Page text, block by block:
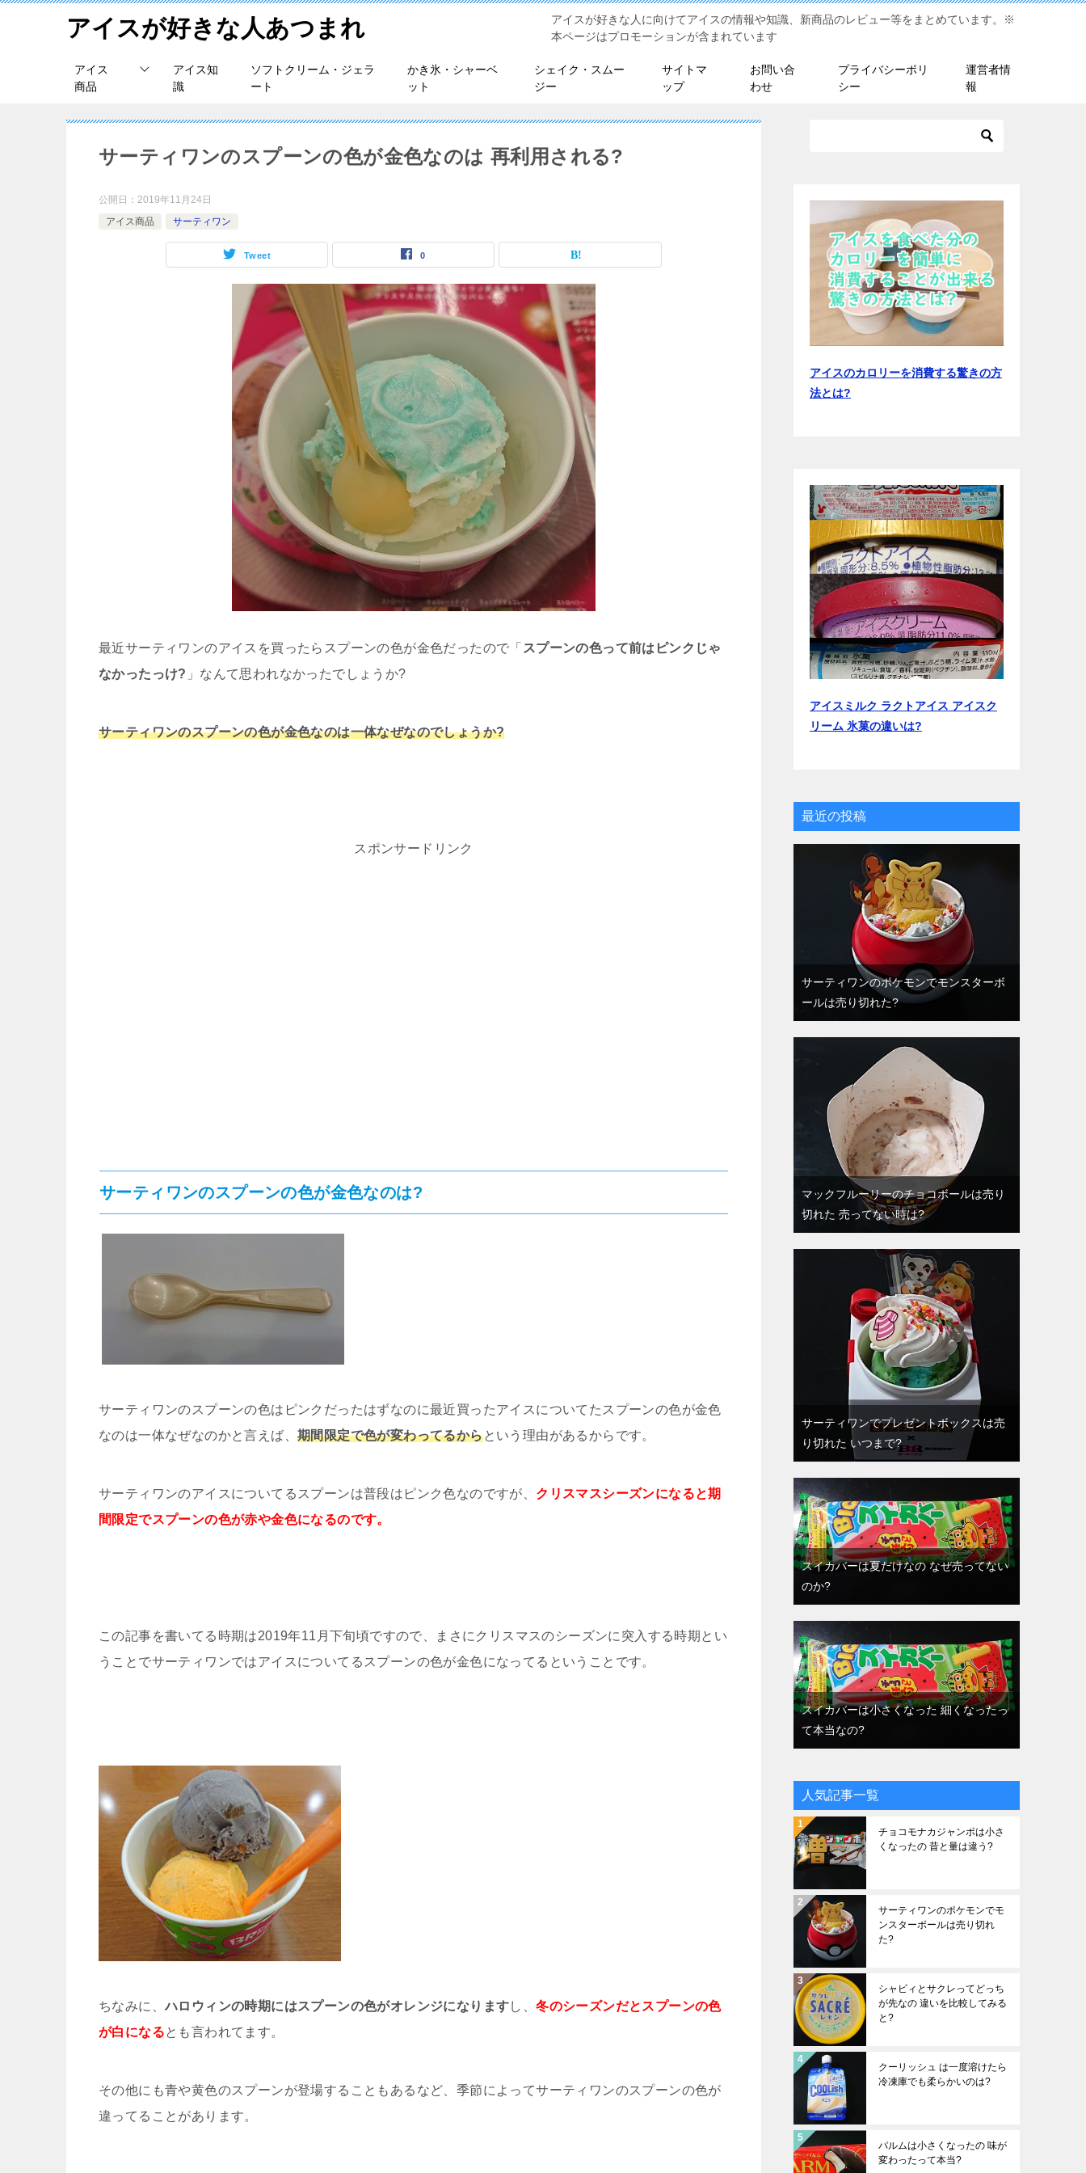
アイスが好きな人あつまれ
アイスが好きな人に向けてアイスの情報や知識、新商品のレビュー等をまとめています。※
本ページはプロモーションが含まれています
アイス
商品
アイス知
識
ソフトクリーム・ジェラ
ート
かき氷・シャーベ
ット
シェイク・スムー
ジー
サイトマ
ップ
お問い合
わせ
プライバシーポリ
シー
運営者情
報
サーティワンのスプーンの色が金色なのは 再利用される?
公開日： 2019年11月24日
アイス商品
サーティワン
Tweet 0
最近サーティワンのアイスを買ったらスプーンの色が金色だったので「 スプーンの色って前はピンクじゃ
なかったっけ? 」なんて思われなかったでしょうか?
サーティワンのスプーンの色が金色なのは一体なぜなのでしょうか?
スポンサードリンク
サーティワンのスプーンの色が金色なのは?
サーティワンのスプーンの色はピンクだったはずなのに最近買ったアイスについてたスプーンの色が金色
なのは一体なぜなのかと言えば、 期間限定で色が変わってるからという理由があるからです。
サーティワンのアイスについてるスプーンは普段はピンク色なのですが、 クリスマスシーズンになると期
間限定でスプーンの色が赤や金色になるのです。
この記事を書いてる時期は2019年11月下旬頃ですので、まさにクリスマスのシーズンに突入する時期とい
うことでサーティワンではアイスについてるスプーンの色が金色になってるということです。
ちなみに、ハロウィンの時期にはスプーンの色がオレンジになりますし、冬のシーズンだとスプーンの色
が白になるとも言われてます。
その他にも青や黄色のスプーンが登場することもあるなど、季節によってサーティワンのスプーンの色が
違ってることがあります。
アイスのカロリーを消費する驚きの方
法とは?
アイスミルク ラクトアイス アイスク
リーム 氷菓の違いは?
最近の投稿
サーティワンのポケモンでモンスターボ
ールは売り切れた?
マックフルーリーのチョコボールは売り
切れた 売ってない時は?
サーティワンでプレゼントボックスは売
り切れた いつまで?
スイカバーは夏だけなの なぜ売ってない
のか?
スイカバーは小さくなった 細くなったっ
て本当なの?
人気記事一覧
チョコモナカジャンボは小さ
くなったの 昔と量は違う?
サーティワンのポケモンでモ
ンスターボールは売り切れ
た?
シャビィとサクレってどっち
が先なの 違いを比較してみる
と?
クーリッシュ は一度溶けたら
冷凍庫でも柔らかいのは?
パルムは小さくなったの 味が
変わったって本当?